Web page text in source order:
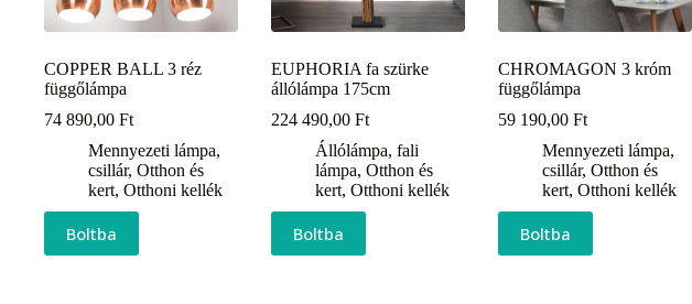
COPPER BALL 3 réz
függőlámpa
74 890,00 Ft
Mennyezeti lámpa,
csillár, Otthon és
kert, Otthoni kellék
Boltba
EUPHORIA fa szürke
állólámpa 175cm
224 490,00Ft
Állólámpa, fali
lámpa,Otthon és
kert,Otthoni kellék
Boltba
CHROMAGON 3 króm
függőlámpa
59 190,00Ft
Mennyezeti lámpa,
csillár,Otthon és
kert,Otthoni kellék
Boltba